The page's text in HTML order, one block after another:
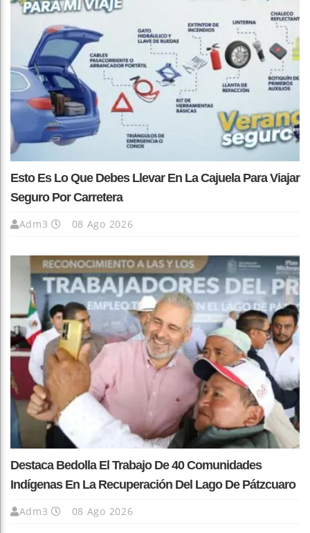
Esto Es Lo Que Debes Llevar En La Cajuela Para Viajar
Seguro Por Carretera
Adm3 08 Ago 2026
Destaca Bedolla El Trabajo De 40 Comunidades
Indígenas En La Recuperación Del Lago De Pátzcuaro
Adm3 08 Ago 2026